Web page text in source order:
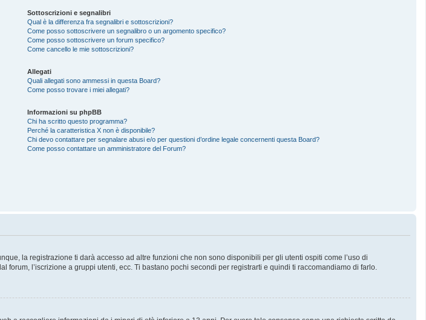
Sottoscrizioni e segnalibri
Qual è la differenza fra segnalibri e sottoscrizioni?
Come posso sottoscrivere un segnalibro o un argomento specifico?
Come posso sottoscrivere un forum specifico?
Come cancello le mie sottoscrizioni?
Allegati
Quali allegati sono ammessi in questa Board?
Come posso trovare i miei allegati?
Informazioni su phpBB
Chi ha scritto questo programma?
Perché la caratteristica X non è disponibile?
Chi devo contattare per segnalare abusi e/o per questioni d’ordine legale concernenti questa Board?
Come posso contattare un amministratore del Forum?
la registrazione ti darà accesso ad altre funzioni che non sono disponibili per gli utenti ospiti come l’uso di
l’iscrizione a gruppi utenti, ecc. Ti bastano pochi secondi per registrarti e quindi ti raccomandiamo di farlo.